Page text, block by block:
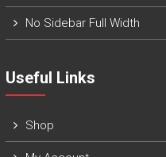
No Sidebar Full Width
Useful Links
Shop